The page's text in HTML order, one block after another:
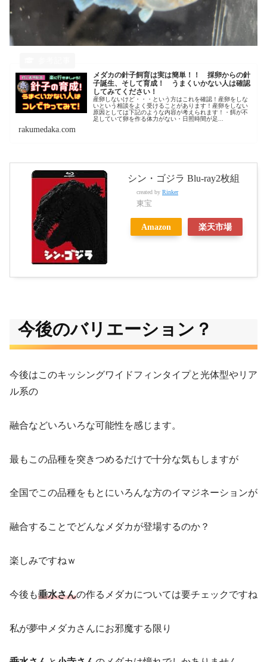
メダカの針子飼育は実は簡単！！ 採卵からの針
子誕生、そして育成！ うまくいかない人は確認
してみてください！
産卵しないけど・・・という方はこれを確認！産卵をしな
いという相談をよく受けることがあります！産卵をしない
原因としては下記のような内容が考えられます！・餌が不
足していて卵を作る体力がない・日照時間が足...
rakumedaka.com
シン・ゴジラ Blu-ray2枚組
created by Rinker
東宝
Amazon 楽天市場
今後のバリエーション？
今後はこのキッシングワイドフィンタイプと光体型やリア
ル系の
融合などいろいろな可能性を感じます。
最もこの品種を突きつめるだけで十分な気もしますが
全国でこの品種をもとにいろんな方のイマジネーションが
融合することでどんなメダカが登場するのか？
楽しみですねｗ
今後も垂水さんの作るメダカについては要チェックですね
私が夢中メダカさんにお邪魔する限り